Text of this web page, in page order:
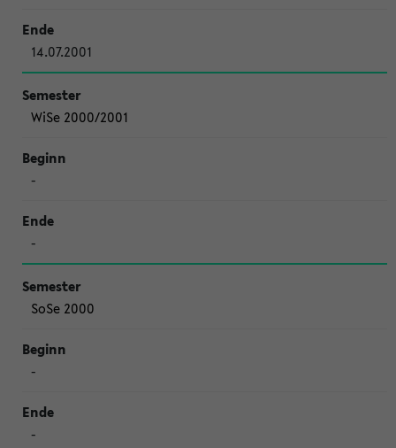
14.07.2001
WiSe 2000/2001
-
-
SoSe 2000
-
-